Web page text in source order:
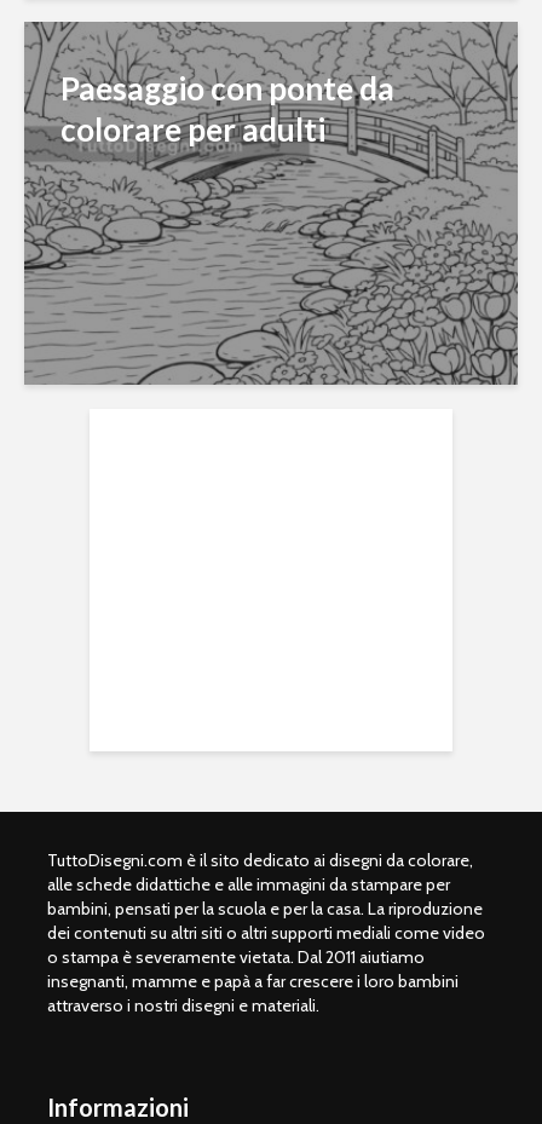
Paesaggio con ponte da
colorare per adulti
TuttoDisegni.com è il sito dedicato ai disegni da colorare,
alle schede didattiche e alle immagini da stampare per
bambini, pensati per la scuola e per la casa. La riproduzione
dei contenuti su altri siti o altri supporti mediali come video
o stampa è severamente vietata. Dal 2011 aiutiamo
insegnanti, mamme e papà a far crescere i loro bambini
attraverso i nostri disegni e materiali.
Informazioni